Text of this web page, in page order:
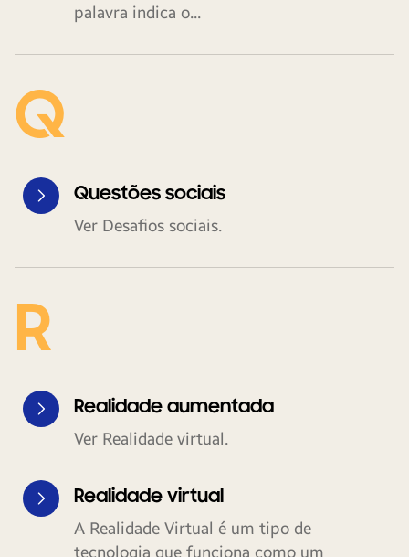
palavra indica o...
Q
Questões sociais
Ver Desafios sociais.
R
Realidade aumentada
Ver Realidade virtual.
Realidade virtual
A Realidade Virtual é um tipo de
tecnologia que funciona como um